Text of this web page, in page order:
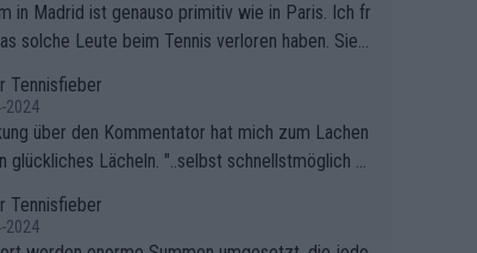
in Madrid ist genauso primitiv wie in Paris. Ich fr
solche Leute beim Tennis verloren haben. Sie s
Tennisfieber
2024
über den Kommentator hat mich zum Lachen
glückliches Lächeln. "..selbst schnellstmöglich na
Tennisfieber
2024